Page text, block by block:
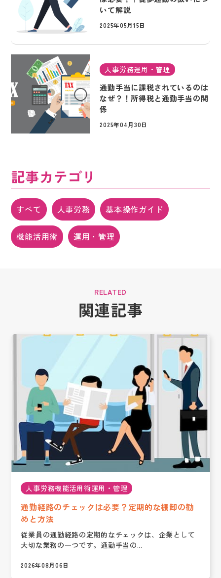
いて解説
2025年05月15日
人事労務運用・管理
通勤手当に課税されているのは
なぜ？！所得税と通勤手当の関
係
2025年04月30日
記事カテゴリ
すべて 人事労務 基本操作ガイド
機能活用術 運用・管理
関連記事
人事労務機能活用術運用・管理
通勤経路のチェックは必要？定期的な棚卸の勧
めと方法
従業員の通勤経路の定期的なチェックは、企業として
大切な業務の一つです。通勤手当の...
2026年08月06日